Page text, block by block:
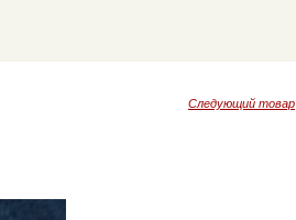
Следующий товар